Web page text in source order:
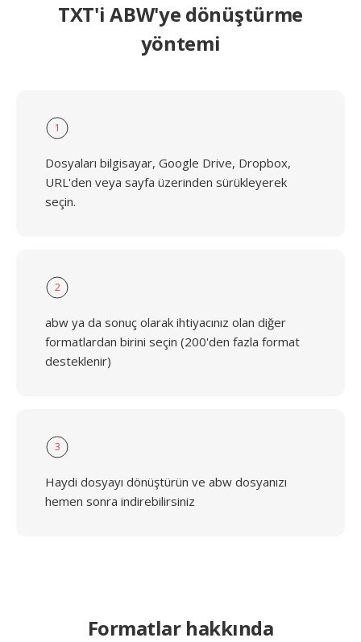
TXT'i ABW'ye dönüştürme
yöntemi
1
Dosyaları bilgisayar, Google Drive, Dropbox,
URL'den veya sayfa üzerinden sürükleyerek
seçin.
2
abw ya da sonuç olarak ihtiyacınız olan diğer
formatlardan birini seçin (200'den fazla format
desteklenir)
3
Haydi dosyayı dönüştürün ve abw dosyanızı
hemen sonra indirebilirsiniz
Formatlar hakkında